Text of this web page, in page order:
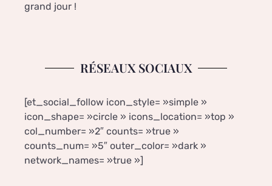
grand jour !
RÉSEAUX SOCIAUX
[et_social_follow icon_style= »simple »
icon_shape= »circle » icons_location= »top »
col_number= »2″ counts= »true »
counts_num= »5″ outer_color= »dark »
network_names= »true »]